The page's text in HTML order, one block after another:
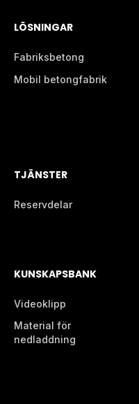
LÖSNINGAR
Fabriksbetong
Mobil betongfabrik
TJÄNSTER
Reservdelar
KUNSKAPSBANK
Videoklipp
Material för
nedladdning